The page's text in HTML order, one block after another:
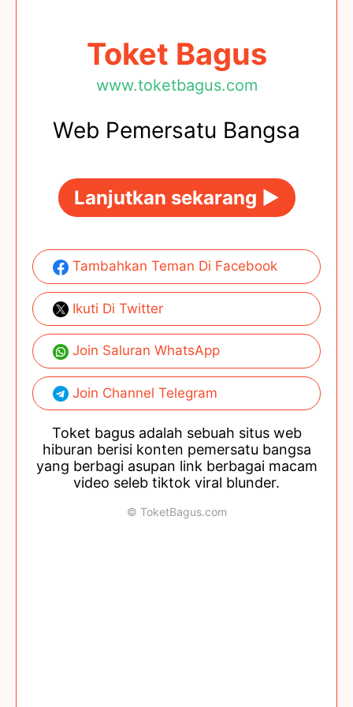
Toket Bagus
www.toketbagus.com
Web Pemersatu Bangsa
Lanjutkan sekarang ►
Tambahkan Teman Di Facebook
Ikuti Di Twitter
Join Saluran WhatsApp
Join Channel Telegram
Toket bagus adalah sebuah situs web
hiburan berisi konten pemersatu bangsa
yang berbagi asupan link berbagai macam
video seleb tiktok viral blunder.
© ToketBagus.com